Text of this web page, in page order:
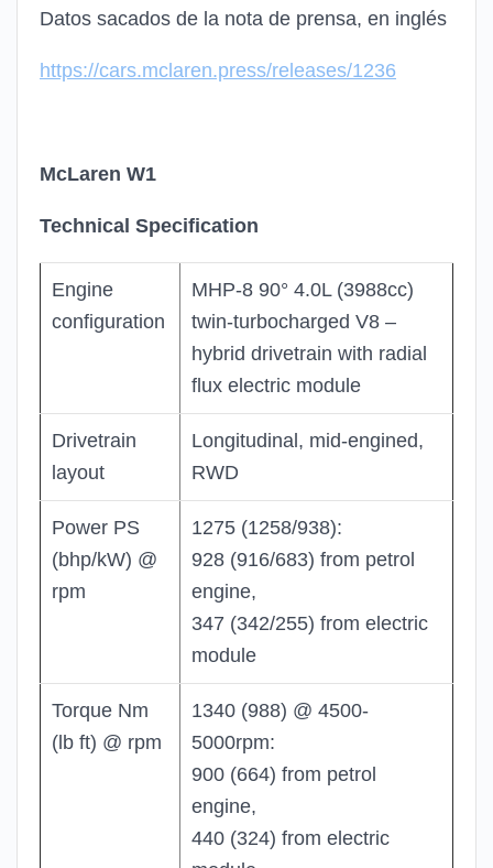
Datos sacados de la nota de prensa, en inglés
https://cars.mclaren.press/releases/1236
McLaren W1
Technical Specification
Engine
configuration
MHP-8 90° 4.0L (3988cc)
twin-turbocharged V8 –
hybrid drivetrain with radial
flux electric module
Drivetrain
layout
Longitudinal, mid-engined,
RWD
Power PS
(bhp/kW) @
rpm
1275 (1258/938):
928 (916/683) from petrol
engine,
347 (342/255) from electric
module
Torque Nm
(lb ft) @ rpm
1340 (988) @ 4500-
5000rpm:
900 (664) from petrol
engine,
440 (324) from electric